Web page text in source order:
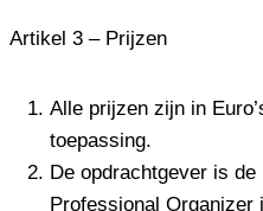
Artikel 3 – Prijzen
Alle prijzen zijn in
toepassing.
De opdrachtgever is
Professional Organizer